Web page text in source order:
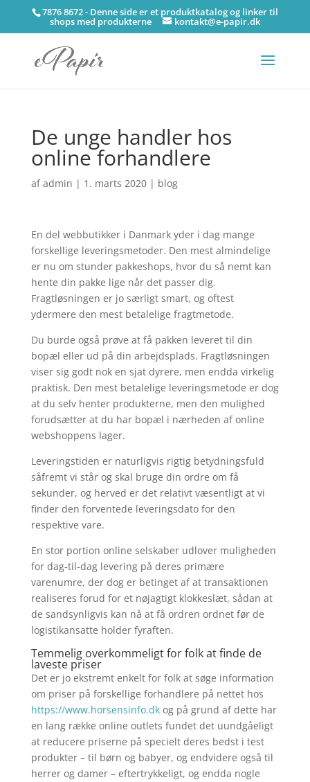
7876 8672 - Denne side er et produktkatalog og linker til
shops med produkterne kontakt@e-papir.dk
De unge handler hos
online forhandlere
afadmin | 1. marts 2020| blog
En del webbutikker i Danmark yder i dag mange
forskellige leveringsmetoder. Den mest almindelige
er nu om stunder pakkeshops, hvor du så nemt kan
hente din pakke lige når det passer dig.
Fragtløsningen er jo særligt smart, og oftest
ydermere den mest betalelige fragtmetode.
Du burde også prøve at få pakken leveret til din
bopæl eller ud på din arbejdsplads. Fragtløsningen
viser sig godt nok en sjat dyrere, men endda virkelig
praktisk. Den mest betalelige leveringsmetode er dog
at du selv henter produkterne, men den mulighed
forudsætter at du har bopæl i nærheden af online
webshoppens lager.
Leveringstiden er naturligvis rigtig betydningsfuld
såfremt vi står og skal bruge din ordre om få
sekunder, og herved er det relativt væsentligt at vi
finder den forventede leveringsdato for den
respektive vare.
En stor portion online selskaber udlover muligheden
for dag-til-dag levering på deres primære
varenumre, der dog er betinget af at transaktionen
realiseres forud for et nøjagtigt klokkeslæt, sådan at
de sandsynligvis kan nå at få ordren ordnet før de
logistikansatte holder fyraften.
Temmelig overkommeligt for folk at finde de
laveste priser
Det er jo ekstremt enkelt for folk at søge information
om priser på forskellige forhandlere på nettet hos
https://www.horsensinfo.dkog på grund af dette har
en lang række online outlets fundet det uundgåeligt
at reducere priserne på specielt deres bedst i test
produkter – til børn og babyer, og endvidere også til
herrer og damer – eftertrykkeligt, og endda nogle